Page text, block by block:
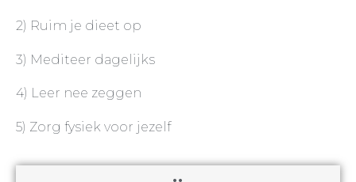
2) Ruim je dieet op
3) Mediteer dagelijks
4) Leer nee zeggen
5) Zorg fysiek voor jezelf